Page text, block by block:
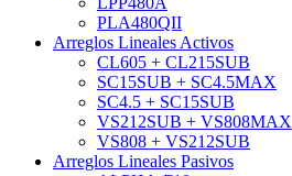
PLA480QII
Arreglos Lineales Activos
CL605 + CL215SUB
SC15SUB + SC4.5MAX
SC4.5 + SC15SUB
VS212SUB + VS808MAX
VS808 + VS212SUB
Arreglos Lineales Pasivos